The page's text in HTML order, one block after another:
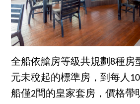
全船依艙房等級共規劃8種房
元未稅起的標準房，到每人
船僅2間的皇家套房，價格帶